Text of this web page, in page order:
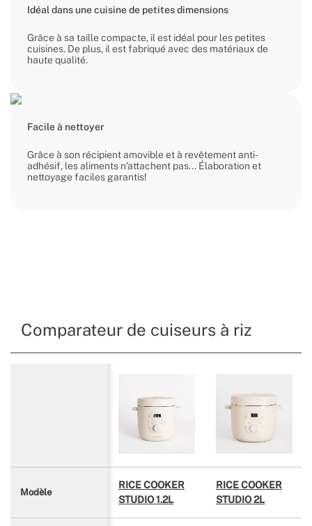
Idéal dans une cuisine de petites dimensions
Grâce à sa taille compacte, il est idéal pour les petites
cuisines. De plus, il est fabriqué avec des matériaux de
haute qualité.
Facile à nettoyer
Grâce à son récipient amovible et à revêtement anti-
adhésif, les aliments n’attachent pas... Élaboration et
nettoyage faciles garantis!
Comparateur de cuiseurs à riz
Modèle
RICE COOKER
STUDIO 1.2L
RICE COOKER
STUDIO 2L